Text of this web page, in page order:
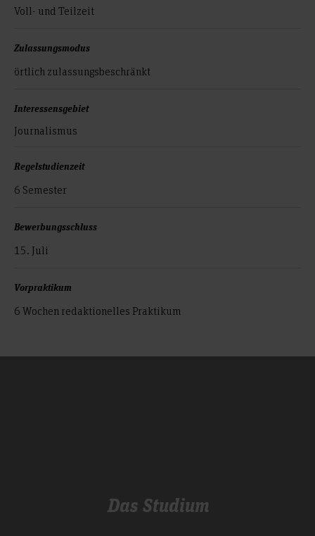
Voll- und Teilzeit
Zulassungsmodus
örtlich zulassungs­beschränkt
Interessensgebiet
Journalismus
Regelstudienzeit
6 Semester
Bewerbungsschluss
15. Juli
Vorpraktikum
6 Wochen redaktionelles Praktikum
Das Studium